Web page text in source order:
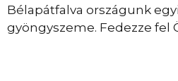
Bélapátfalva országunk
gyöngyszeme. Fedezze fel